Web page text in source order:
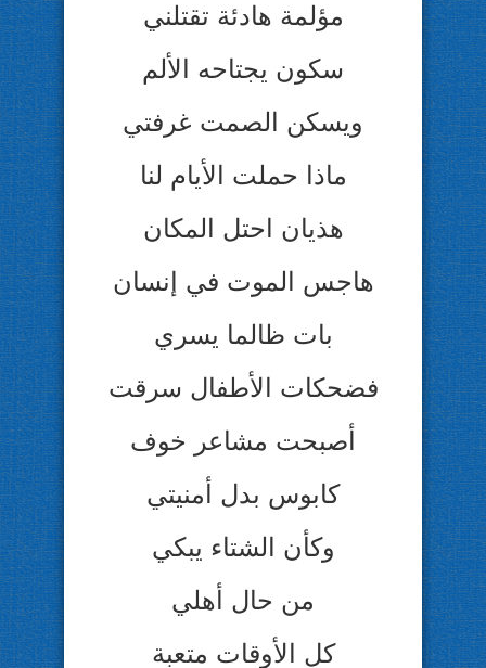
مؤلمة هادئة تقتلني
سكون يجتاحه الألم
ويسكن الصمت غرفتي
ماذا حملت الأيام لنا
هذيان احتل المكان
هاجس الموت في إنسان
بات ظالما يسري
فضحكات الأطفال سرقت
أصبحت مشاعر خوف
كابوس بدل أمنيتي
وكأن الشتاء يبكي
من حال أهلي
كل الأوقات متعبة